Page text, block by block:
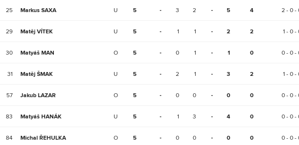
25 Markus SAXA U 5 - 3 2 - 5 4 2 - 0 -
29 Matěj VÍTEK U 5 - 1 1 - 2 2 1 - 0 -
30 Matyáš MAN O 5 - 0 1 - 1 0 0 - 0 -
31 Matěj ŠMAK U 5 - 2 1 - 3 2 1 - 0 -
57 Jakub LAZAR O 5 - 0 0 - 0 0 0 - 0 -
83 Matyáš HANÁK U 5 - 1 3 - 4 0 0 - 0 -
84 Michal ŘEHULKA O 5 - 0 0 - 0 0 0 - 0 -